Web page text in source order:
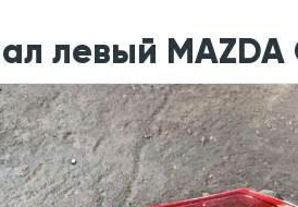
левый MAZDA